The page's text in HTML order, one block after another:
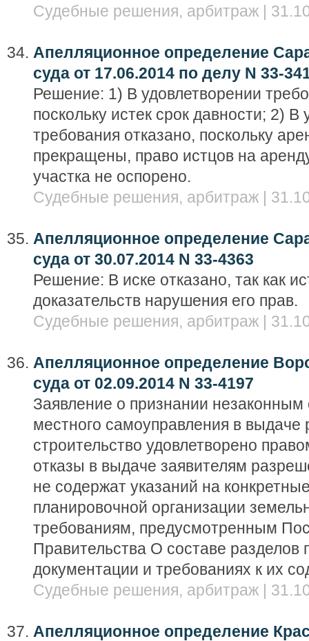
Судебные решения, арбитраж |
Апелляционное определение
суда от 17.06.2014 по делу N 33-
Решение: 1) В удовлетворении
поскольку истек срок давности; 2) В
требования отказано, поскольку
прекращены, право истцов на
участка не оспорено.
Судебные решения, арбитраж |
Апелляционное определение
суда от 30.07.2014 N 33-4363
Решение: В иске отказано, так как
доказательств нарушения его прав.
Судебные решения, арбитраж |
Апелляционное определение
суда от 02.09.2014 N 33-4197
Заявление о признании незаконным
местного самоуправления в
строительство удовлетворено
отказы в выдаче заявителям
не содержат указаний на
планировочной организации
требованиям, предусмотренным
Правительства О составе разделов
документации и требованиях к их
Судебные решения, арбитраж |
Апелляционное определение